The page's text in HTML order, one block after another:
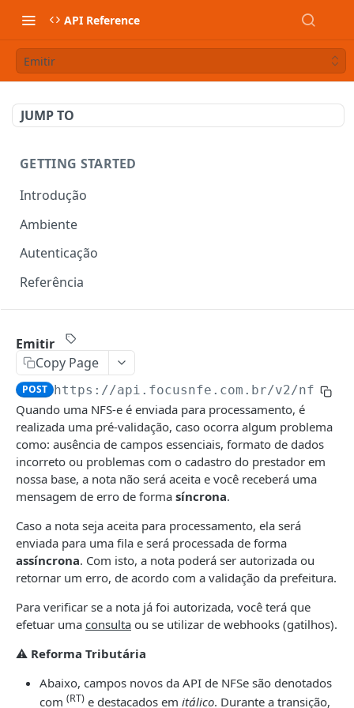
API Reference
Emitir
JUMP TO
GETTING STARTED
Introdução
Ambiente
Autenticação
Referência
CTe/CTeOs
Emitir CTe
Emitir CT-e OS
Emitir CT-e Simplificado
Consultar GET
Cancelar
Carta de correção
Solicitar reenvio de notificação
DCe
Emitir
Consultar
Cancelar DEL
Solicitar reenvio de notificação
MDFe
Emitir
Consultar GET
Cancelar
Incluir um condutor
Incluir um DFe
Encerrar POST
Solicitar reenvio de notificação
NFCom
Emitir
POST
Consultar
Cancelar
Solicitar reenvio de notificação
NFCe
Emitir
Consultar
Cancelar
Enviar NFC-e por email POST
Inutilizar numeração
Consultar ECONF GET
NFe
Emitir
Consultar
Cancelar DEL
Emitir Carta de Correção
Cancelar Insucesso na Entrega DEL
NFGás (Beta)
Emitir
Consultar GET
Cancelar
NFSe
Consultar GET
Cancelar
Reenviar email POST
Emitir
Copy Page
POST https://api.focusnfe.com.br/v2/nfse
Quando uma NFS-e é enviada para processamento, é
realizada uma pré-validação, caso ocorra algum problema
como: ausência de campos essenciais, formato de dados
incorreto ou problemas com o cadastro do prestador em
nossa base, a nota não será aceita e você receberá uma
mensagem de erro de forma síncrona.
Caso a nota seja aceita para processamento, ela será
enviada para uma fila e será processada de forma
assíncrona. Com isto, a nota poderá ser autorizada ou
retornar um erro, de acordo com a validação da prefeitura.
Para verificar se a nota já foi autorizada, você terá que
efetuar uma consulta ou se utilizar de webhooks (gatilhos).
⚠ Reforma Tributária
Abaixo, campos novos da API de NFSe são denotados
com (RT) e destacados em itálico. Durante a transição,